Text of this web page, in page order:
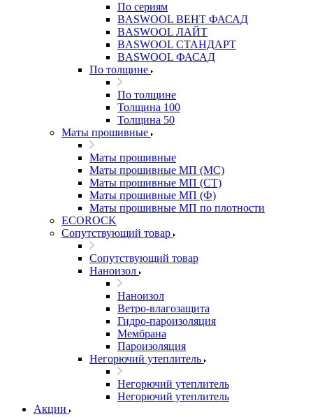
По сериям
BASWOOL ВЕНТ ФАСАД
BASWOOL ЛАЙТ
BASWOOL СТАНДАРТ
BASWOOL ФАСАД
По толщине
По толщине
Толщина 100
Толщина 50
Маты прошивные
Маты прошивные
Маты прошивные МП (МС)
Маты прошивные МП (СТ)
Маты прошивные МП (Ф)
Маты прошивные МП по плотности
ECOROCK
Сопутствующий товар
Сопутствующий товар
Наноизол
Наноизол
Ветро-влагозащита
Гидро-пароизоляция
Мембрана
Пароизоляция
Негорючий утеплитель
Негорючий утеплитель
Негорючий утеплитель
Акции